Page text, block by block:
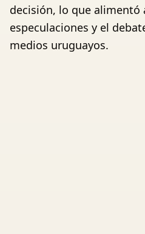
decisión, lo que alimentó
especulaciones y el
medios uruguayos.